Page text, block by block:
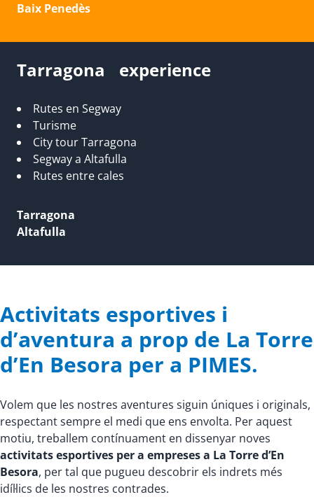
Baix Penedès
Tarragona experience
Rutes en Segway
Turisme
City tour Tarragona
Segway a Altafulla
Rutes entre cales
Tarragona
Altafulla
Activitats esportives i
d’aventura a prop de La Torre
d’En Besora per a PIMES.
Volem que les nostres aventures siguin úniques i originals,
respectant sempre el medi que ens envolta. Per aquest
motiu, treballem contínuament en dissenyar noves
activitats esportives per a empreses a La Torre d’En
Besora, per tal que pugueu descobrir els indrets més
idíl·lics de les nostres contrades.